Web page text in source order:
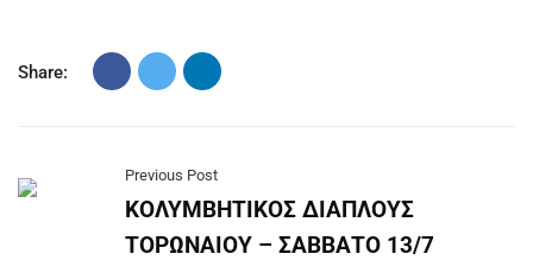
Share:
Previous Post
ΚΟΛΥΜΒΗΤΙΚΟΣ ΔΙΑΠΛΟΥΣ
ΤΟΡΩΝΑΙΟΥ – ΣΑΒΒΑΤΟ 13/7